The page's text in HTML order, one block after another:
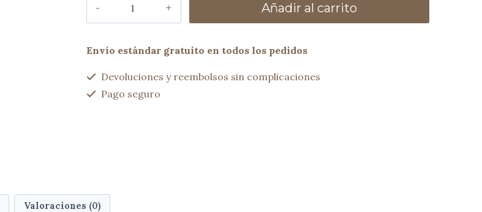
camel
Añadir al carrito
Envío estándar gratuito en todos los pedidos
Devoluciones y reembolsos sin complicaciones
Pago seguro
Valoraciones (0)